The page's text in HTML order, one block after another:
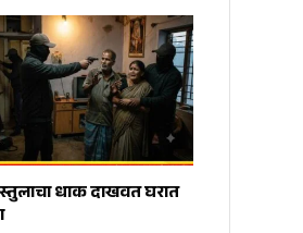
धाक दाखवत घरात